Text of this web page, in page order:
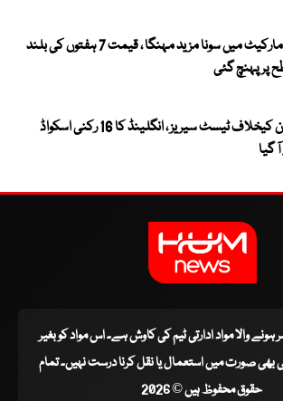
عالمی مارکیٹ میں سونا مزید مہنگا ، قیمت 7 ہفتوں کی بلند
پر پہنچ گئی
پاکستان کیخلاف ٹیسٹ سیریز ، انگلینڈ کا 16 رکنی اسکواڈ
گیا
ہونے والا مواد ادارتی ٹیم کی کاوش ہے۔ اس مواد کو بغیر
صورت میں استعمال یا نقل کرنا درست نہیں۔ تمام
حقوق محفوظ ہیں © 2026